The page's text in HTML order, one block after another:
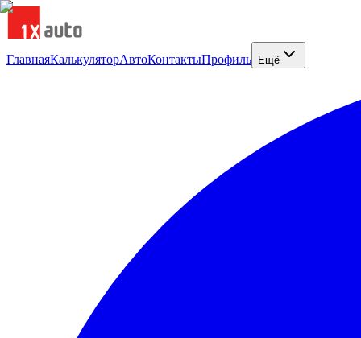
ГлавнаяКалькуляторАвтоКонтактыПрофиль Ещё